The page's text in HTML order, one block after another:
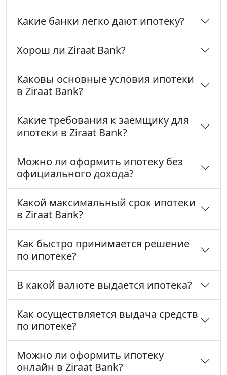
Какие банки легко дают ипотеку?
Хорош ли Ziraat Bank?
Каковы основные условия ипотеки
в Ziraat Bank?
Какие требования к заемщику для
ипотеки в Ziraat Bank?
Можно ли оформить ипотеку без
официального дохода?
Какой максимальный срок ипотеки
в Ziraat Bank?
Как быстро принимается решение
по ипотеке?
В какой валюте выдается ипотека?
Как осуществляется выдача средств
по ипотеке?
Можно ли оформить ипотеку
онлайн в Ziraat Bank?